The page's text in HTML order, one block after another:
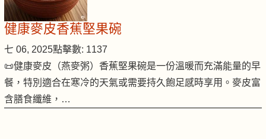
健康麥皮香蕉堅果碗
七 06, 2025點擊數: 1137
📜健康麥皮（燕麥粥）香蕉堅果碗是一份溫暖而充滿能量的早
餐，特別適合在寒冷的天氣或需要持久飽足感時享用。麥皮富
含膳食纖維，…